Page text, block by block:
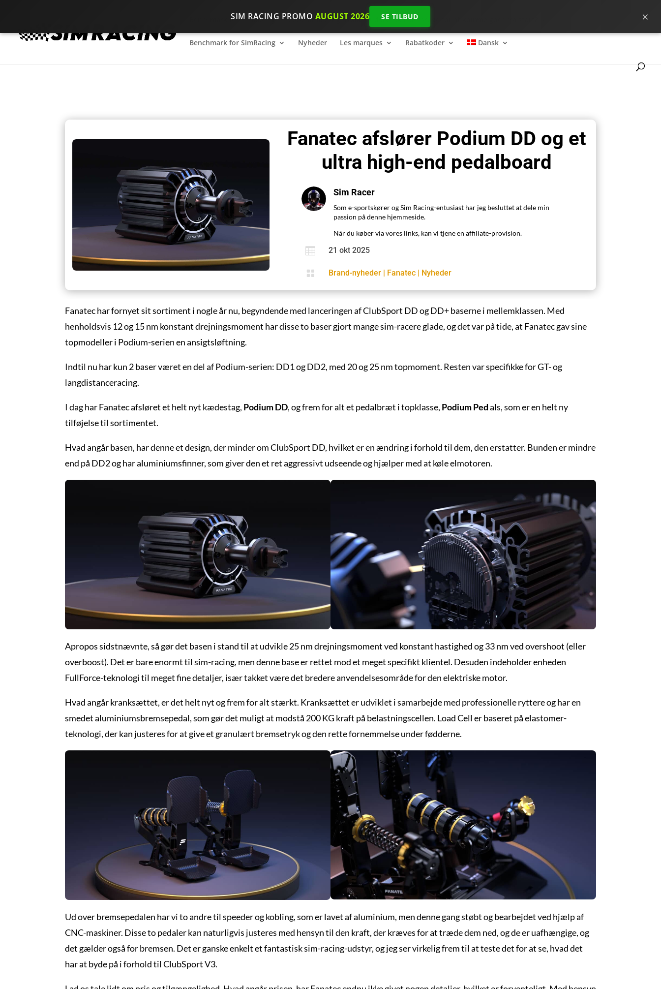
SIM RACING PROMO AUGUST 2026 SE TILBUD ×
Benchmark for SimRacing 2026 SimRacing: Hvilket udstyr skal du bruge for at komme godt fra start?
Benchmark for SimRacing Nyheder Les marques Rabatkoder Dansk
Fanatec afslører Podium DD og et
ultra high-end pedalboard
Sim Racer
Som e-sportskører og Sim Racing-entusiast har jeg besluttet at dele min
passion på denne hjemmeside.
Når du køber via vores links, kan vi tjene en affiliate-provision.
 21 okt 2025
 Brand-nyheder | Fanatec | Nyheder
Fanatec har fornyet sit sortiment i nogle år nu, begyndende med lanceringen af ClubSport DD og DD+ baserne i mellemklassen. Med
henholdsvis 12 og 15 nm konstant drejningsmoment har disse to baser gjort mange sim-racere glade, og det var på tide, at Fanatec gav sine
topmodeller i Podium-serien en ansigtsløftning.
Indtil nu har kun 2 baser været en del af Podium-serien: DD1 og DD2, med 20 og 25 nm topmoment. Resten var specifikke for GT- og
langdistanceracing.
I dag har Fanatec afsløret et helt nyt kædestag, Podium DD, og frem for alt et pedalbræt i topklasse, Podium Pedals, som er en helt ny
tilføjelse til sortimentet.
Hvad angår basen, har denne et design, der minder om ClubSport DD, hvilket er en ændring i forhold til dem, den erstatter. Bunden er mindre
end på DD2 og har aluminiumsfinner, som giver den et ret aggressivt udseende og hjælper med at køle elmotoren.
Apropos sidstnævnte, så gør det basen i stand til at udvikle 25 nm drejningsmoment ved konstant hastighed og 33 nm ved overshoot (eller
overboost). Det er bare enormt til sim-racing, men denne base er rettet mod et meget specifikt klientel. Desuden indeholder enheden
FullForce-teknologi til meget fine detaljer, især takket være det bredere anvendelsesområde for den elektriske motor.
Hvad angår kranksættet, er det helt nyt og frem for alt stærkt. Kranksættet er udviklet i samarbejde med professionelle ryttere og har en
smedet aluminiumsbremsepedal, som gør det muligt at modstå 200 KG kraft på belastningscellen. Load Cell er baseret på elastomer-
teknologi, der kan justeres for at give et granulært bremsetryk og den rette fornemmelse under fødderne.
Ud over bremsepedalen har vi to andre til speeder og kobling, som er lavet af aluminium, men denne gang støbt og bearbejdet ved hjælp af
CNC-maskiner. Disse to pedaler kan naturligvis justeres med hensyn til den kraft, der kræves for at træde dem ned, og de er uafhængige, og
det gælder også for bremsen. Det er ganske enkelt et fantastisk sim-racing-udstyr, og jeg ser virkelig frem til at teste det for at se, hvad det
har at byde på i forhold til ClubSport V3.